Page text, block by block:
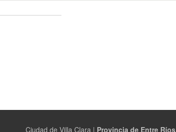
Ciudad de Villa Clara | Provincia de Entre Ríos